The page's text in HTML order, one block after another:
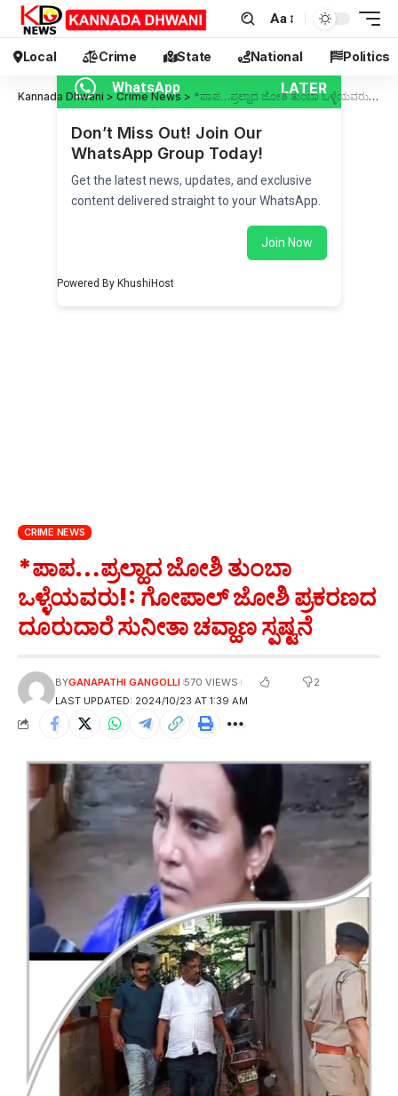
Aa
Local Crime State National Politics
Kannada Dhwani >Crime News > *ಪಾಪ…ಪ್ರಲ್ಹಾದ ಜೋಶಿ ತುಂಬಾ ಒಳ್ಳೆಯವರು!: ಗೋಪಾಲ್ ಜೋಶಿ ಪ್ರಕರಣದ ದೂರುದಾರೆ ಸುನೀತಾ ಚವ್ಹಾಣ ಸ್ಪಷ್ಟನೆ
CRIME NEWS
*ಪಾಪ…ಪ್ರಲ್ಹಾದ ಜೋಶಿ ತುಂಬಾ
ಒಳ್ಳೆಯವರು!: ಗೋಪಾಲ್ ಜೋಶಿ ಪ್ರಕರಣದ
ದೂರುದಾರೆ ಸುನೀತಾ ಚವ್ಹಾಣ ಸ್ಪಷ್ಟನೆ
LAST UPDATED: 2024/10/23 AT 1:39 AM
BYGANAPATHI GANGOLLI 570 VIEWS 2
WhatsApp LATER
Don’t Miss Out! Join Our
WhatsApp Group Today!
Get the latest news, updates, and exclusive
content delivered straight to your WhatsApp.
Join Now
Powered By KhushiHost